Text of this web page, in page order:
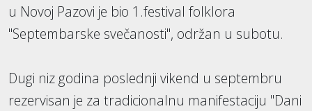
u Novoj Pazovi je bio 1.festival folklora
"Septembarske svečanosti", održan u subotu.
Dugi niz godina poslednji vikend u septembru
rezervisan je za tradicionalnu manifestaciju "Dani